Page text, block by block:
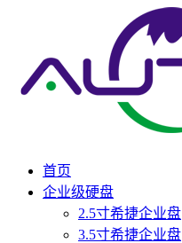
首页
企业级硬盘
2.5寸希捷企业盘
3.5寸希捷企业盘